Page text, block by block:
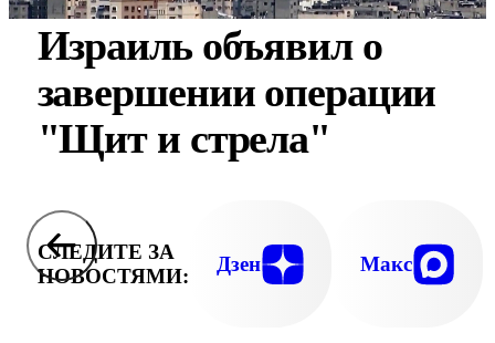
Израиль объявил о
завершении операции
"Щит и стрела"
СЛЕДИТЕ ЗА
НОВОСТЯМИ:
Дзен Макс